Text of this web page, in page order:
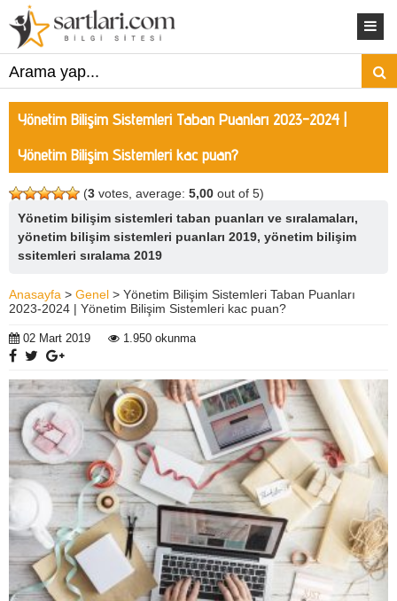
Yönetim Bilişim Sistemleri Taban Puanları 2023-2024 |
Yönetim Bilişim Sistemleri kac puan?
(3 votes, average: 5,00 out of 5)
Yönetim bilişim sistemleri taban puanları ve sıralamaları,
yönetim bilişim sistemleri puanları 2019, yönetim bilişim
ssitemleri sıralama 2019
Anasayfa > Genel > Yönetim Bilişim Sistemleri Taban Puanları
2023-2024 | Yönetim Bilişim Sistemleri kac puan?
02 Mart 2019 1.950 okunma